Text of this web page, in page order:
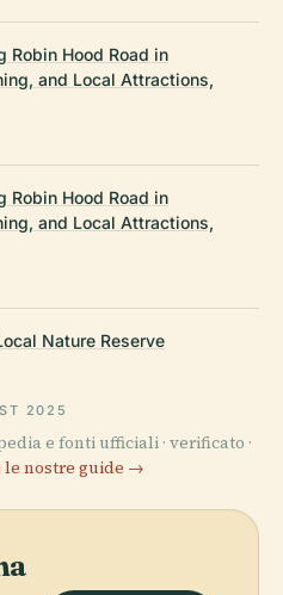
Robin Hood Road in
and Local Attractions,
Robin Hood Road in
and Local Attractions,
Nature Reserve
2025
e fonti ufficiali · verificato ·
le nostre guide →